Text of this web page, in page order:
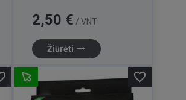
Kaina
2,50 € / VNT
Žiūrėti trending_flat
favorite_border